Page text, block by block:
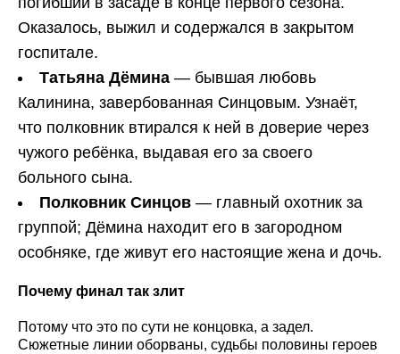
Оказалось, выжил и содержался в закрытом
госпитале.
Татьяна Дёмина — бывшая любовь
Калинина, завербованная Синцовым. Узнаёт,
что полковник втирался к ней в доверие через
чужого ребёнка, выдавая его за своего
больного сына.
Полковник Синцов — главный охотник за
группой; Дёмина находит его в загородном
особняке, где живут его настоящие жена и дочь.
Почему финал так злит
Потому что это по сути не концовка, а задел.
Сюжетные линии оборваны, судьбы половины героев